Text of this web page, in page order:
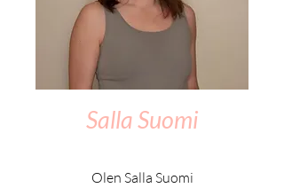
Salla Suomi
Olen Salla Suomi